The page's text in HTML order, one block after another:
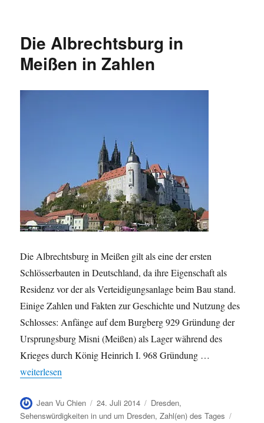
in
Die Albrechtsburg in
Meißen in Zahlen
Die Albrechtsburg in Meißen gilt als eine der ersten
Schlösserbauten in Deutschland, da ihre Eigenschaft als
Residenz vor der als Verteidigungsanlage beim Bau stand.
Einige Zahlen und Fakten zur Geschichte und Nutzung des
Schlosses: Anfänge auf dem Burgberg 929 Gründung der
Ursprungsburg Misni (Meißen) als Lager während des
Krieges durch König Heinrich I. 968 Gründung …
„Die Albrechtsburg in Meißen in Zahlen“
weiterlesen
Autor
Jean Vu Chien
Veröffentlicht
am
24. Juli 2014 Kategorien
Dresden,
Sehenswürdigkeiten in und um Dresden,Zahl(en) des Tages